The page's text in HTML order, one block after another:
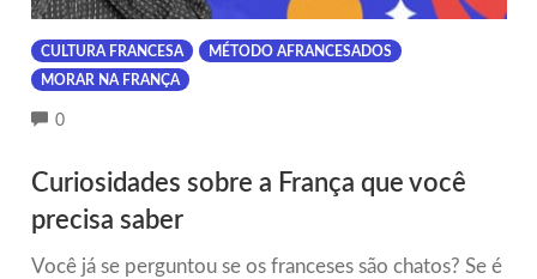
CULTURA FRANCESA
MÉTODO AFRANCESADOS
MORAR NA FRANÇA
0COMMENTS
Curiosidades sobre a França que você
precisa saber
Você já se perguntou se os franceses são chatos? Se é